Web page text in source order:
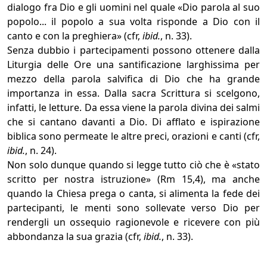
dialogo fra Dio e gli uomini nel quale «Dio parola al suo
popolo... il popolo a sua volta risponde a Dio con il
canto e con la preghiera» (cfr, ibid., n. 33).
Senza dubbio i partecipamenti possono ottenere dalla
Liturgia delle Ore una santificazione larghissima per
mezzo della parola salvifica di Dio che ha grande
importanza in essa. Dalla sacra Scrittura si scelgono,
infatti, le letture. Da essa viene la parola divina dei salmi
che si cantano davanti a Dio. Di afflato e ispirazione
biblica sono permeate le altre preci, orazioni e canti (cfr,
ibid., n. 24).
Non solo dunque quando si legge tutto ciò che è «stato
scritto per nostra istruzione» (Rm 15,4), ma anche
quando la Chiesa prega o canta, si alimenta la fede dei
partecipanti, le menti sono sollevate verso Dio per
rendergli un ossequio ragionevole e ricevere con più
abbondanza la sua grazia (cfr, ibid., n. 33).